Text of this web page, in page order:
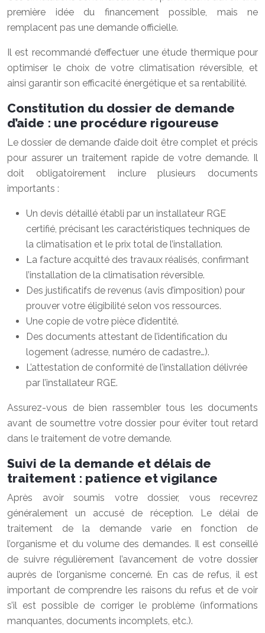
première idée du financement possible, mais ne
remplacent pas une demande officielle.
Il est recommandé d’effectuer une étude thermique pour
optimiser le choix de votre climatisation réversible, et
ainsi garantir son efficacité énergétique et sa rentabilité.
Constitution du dossier de demande
d’aide : une procédure rigoureuse
Le dossier de demande d’aide doit être complet et précis
pour assurer un traitement rapide de votre demande. Il
doit obligatoirement inclure plusieurs documents
importants :
Un devis détaillé établi par un installateur RGE
certifié, précisant les caractéristiques techniques de
la climatisation et le prix total de l’installation.
La facture acquitté des travaux réalisés, confirmant
l’installation de la climatisation réversible.
Des justificatifs de revenus (avis d’imposition) pour
prouver votre éligibilité selon vos ressources.
Une copie de votre pièce d’identité.
Des documents attestant de l’identification du
logement (adresse, numéro de cadastre…).
L’attestation de conformité de l’installation délivrée
par l’installateur RGE.
Assurez-vous de bien rassembler tous les documents
avant de soumettre votre dossier pour éviter tout retard
dans le traitement de votre demande.
Suivi de la demande et délais de
traitement : patience et vigilance
Après avoir soumis votre dossier, vous recevrez
généralement un accusé de réception. Le délai de
traitement de la demande varie en fonction de
l’organisme et du volume des demandes. Il est conseillé
de suivre régulièrement l’avancement de votre dossier
auprès de l’organisme concerné. En cas de refus, il est
important de comprendre les raisons du refus et de voir
s’il est possible de corriger le problème (informations
manquantes, documents incomplets, etc.).